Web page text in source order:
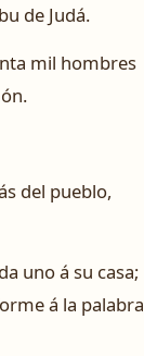
de Judá.
mil hombres
del pueblo,
uno á su casa;
á la palabra